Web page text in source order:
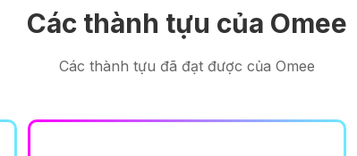
Các thành tựu của Omee
Các thành tựu đã đạt được của Omee